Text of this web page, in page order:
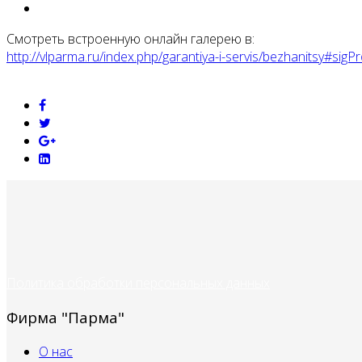
Смотреть встроенную онлайн галерею в:
http://vlparma.ru/index.php/garantiya-i-servis/
Фирма "Парма"
О нас